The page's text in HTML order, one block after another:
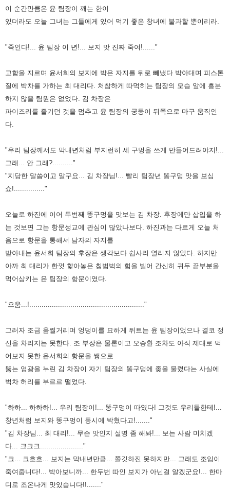
이 순간만큼은 윤 팀장이 깨는 한이
있더라도 오늘 그녀는 그들에게 있어 먹기 좋은 창녀에 불과할 뿐이리라.
"죽인다!... 윤 팀장 이 년!... 보지 맛 진짜 죽여!......"
고함을 지르며 윤서희의 보지에 박은 자지를 뒤로 빼냈다 박아대며 피스톤
질에 박차를 가하는 최 대리다. 처참하게 따먹히는 팀장의 모습 앞에 흥분
하지 않을 팀원은 없었다. 김 차장은
파이즈리를 즐기던 것을 멈추고 윤 팀장의 궁둥이 뒤쪽으로 마구 움직인
다.
"우리 팀장께서도 막내년처럼 부지런히 세 구멍을 쓰게 만들어드려야지!...
그래... 안 그래?.........."
"지당한 말씀이고 말구요... 김 차장님!... 빨리 팀장년 똥구멍 맛을 보십
쇼!..............."
오늘로 하진에 이어 두번째 똥구멍을 맛보는 김 차장. 후장에만 삽입을 하
는 것보면 그는 항문성교에 관심이 많았나보다. 하진과는 다르게 오늘 처
음으로 항문을 통해서 남자의 자지를
받아내는 윤서희 팀장의 후장은 생각보다 쉽사리 열리지 않았다. 하지만
아까 최 대리가 한껏 핥아놓은 침범벅의 힘을 빌어 간신히 귀두 끝부분을
먹어삼키는 윤 팀장의 항문이였다.
"으움...!........................................................"
그러자 조금 움찔거리며 엉덩이를 묘하게 뒤트는 윤 팀장이었으나 결코 정
신을 차리지는 못한다. 조 부장은 물론이고 오승환 조차도 아직 제대로 먹
어보지 못한 윤서희의 항문을 쌩으로
뚫는 영광을 누린 김 차장이 자기 팀장의 똥구멍에 좆을 물렸다는 사실에
벅차 허리를 부르르 떨었다.
"하하... 하하하!... 우리 팀장이!... 똥구멍이 따였다! 그것도 우리들한테!...
창년처럼 보지와 똥구멍이 동시에 박혔다고!......."
"김 차장님... 최 대리!... 무슨 맛인지 설명 좀 해봐!... 보는 사람 미치겠
다... 크크크....................."
"크... 크흐흐... 보지는 막내년만큼... 쫄깃하진 못하지만... 그래도 조임이
죽여줍니다!... 박아보니까... 한두번 따인 보지가 아닌걸 알겠군요!... 한마
디로 조온나게 맛있습니다!!......."